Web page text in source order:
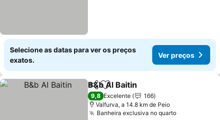
Selecione as datas para ver os preços
exatos.
Ver preços
PartilharAdicionar aos favoritos
B&b Al Baitin
9,8 Excelente
166
Valfurva, a 14.8 km de Peio
Banheira exclusiva no quartoVer preços